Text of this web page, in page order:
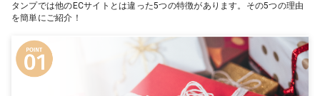
タンプでは他のECサイトとは違った5つの特徴があります。その5つの理由
を簡単にご紹介！